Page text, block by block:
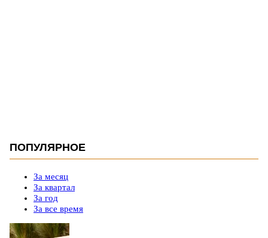
ПОПУЛЯРНОЕ
За месяц
За квартал
За год
За все время